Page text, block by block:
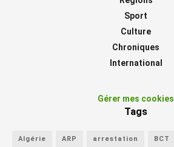
Sport
Culture
Chroniques
International
Gérer mes cookies
Tags
Algérie ARP arrestation BCT